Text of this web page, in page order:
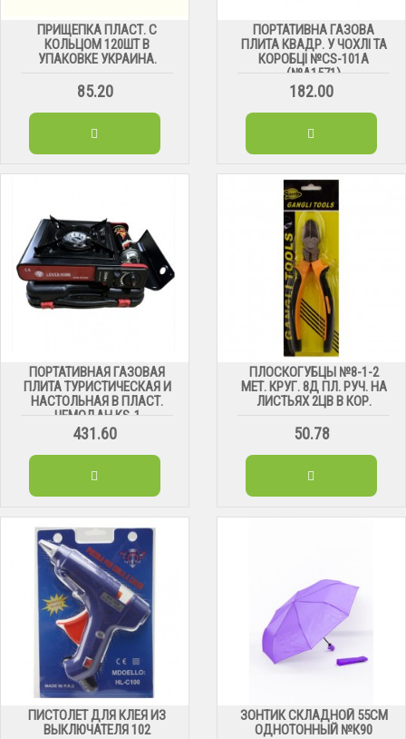
ПРИЩЕПКА ПЛАСТ. С
КОЛЬЦОМ 120ШТ В
УПАКОВКЕ УКРАИНА.
85.20
ПОРТАТИВНА ГАЗОВА
ПЛИТА КВАДР. У ЧОХЛІ ТА
КОРОБЦІ №CS-101А
(№А1571)
182.00
ПОРТАТИВНАЯ ГАЗОВАЯ
ПЛИТА ТУРИСТИЧЕСКАЯ И
НАСТОЛЬНАЯ В ПЛАСТ.
ЧЕМОДАН KS-1
431.60
ПЛОСКОГУБЦЫ №8-1-2
МЕТ. КРУГ. 8Д ПЛ. РУЧ. НА
ЛИСТЬЯХ 2ЦВ В КОР.
50.78
ПИСТОЛЕТ ДЛЯ КЛЕЯ ИЗ
ВЫКЛЮЧАТЕЛЯ 102
ЗОНТИК СКЛАДНОЙ 55СМ
ОДНОТОННЫЙ №К90